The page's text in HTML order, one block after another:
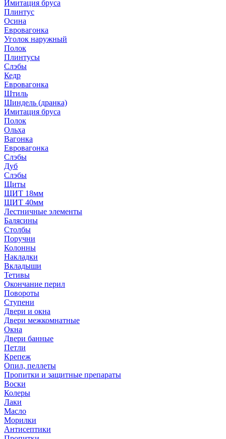
Имитация бруса
Плинтус
Осина
Евровагонка
Уголок наружный
Полок
Плинтусы
Слэбы
Кедр
Евровагонка
Штиль
Шиндель (дранка)
Имитация бруса
Полок
Ольха
Вагонка
Евровагонка
Слэбы
Дуб
Слэбы
Щиты
ЩИТ 18мм
ЩИТ 40мм
Лестничные элементы
Балясины
Столбы
Поручни
Колонны
Накладки
Вкладыши
Тетивы
Окончание перил
Повороты
Ступени
Двери и окна
Двери межкомнатные
Окна
Двери банные
Петли
Крепеж
Опил, пеллеты
Пропитки и защитные препараты
Воски
Колеры
Лаки
Масло
Морилки
Антисептики